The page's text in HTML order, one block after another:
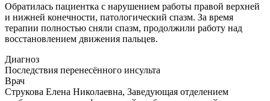
Обратилась пациентка с нарушением работы правой верхней
и нижней конечности, патологический спазм. За время
терапии полностью сняли спазм, продолжили работу над
восстановлением движения пальцев.
Диагноз
Последствия перенесённого инсульта
Врач
Струкова Елена Николаевна, Заведующая отделением